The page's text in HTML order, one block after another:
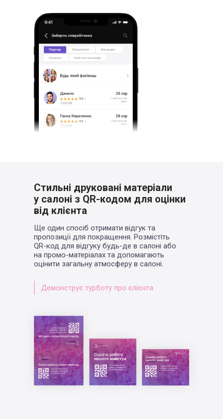
Стильні друковані матеріали
у салоні з QR-кодом для оцінки
від клієнта
Ще один спосіб отримати відгук та
пропозиції для покращення. Розмістіть
QR-код для відгуку будь-де в салоні або
на промо-матеріалах та допомагають
оцінити загальну атмосферу в салоні.
Демонструє турботу про клієнта